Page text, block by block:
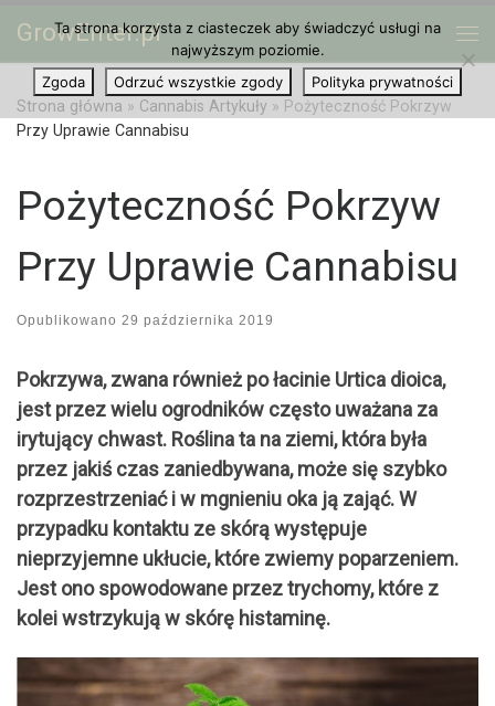
Przejdź do treści
GrowEnter.pl
Strona główna » Cannabis Artykuły » Pożyteczność Pokrzyw
Przy Uprawie Cannabisu
Pożyteczność Pokrzyw
Przy Uprawie Cannabisu
Opublikowano 29 października 2019
Pokrzywa, zwana również po łacinie Urtica dioica,
jest przez wielu ogrodników często uważana za
irytujący chwast. Roślina ta na ziemi, która była
przez jakiś czas zaniedbywana, może się szybko
rozprzestrzeniać i w mgnieniu oka ją zająć. W
przypadku kontaktu ze skórą występuje
nieprzyjemne ukłucie, które zwiemy poparzeniem.
Jest ono spowodowane przez trychomy, które z
kolei wstrzykują w skórę histaminę.
Ta strona korzysta z ciasteczek aby świadczyć usługi na
najwyższym poziomie.
Zgoda
Odrzuć wszystkie zgody Polityka prywatności